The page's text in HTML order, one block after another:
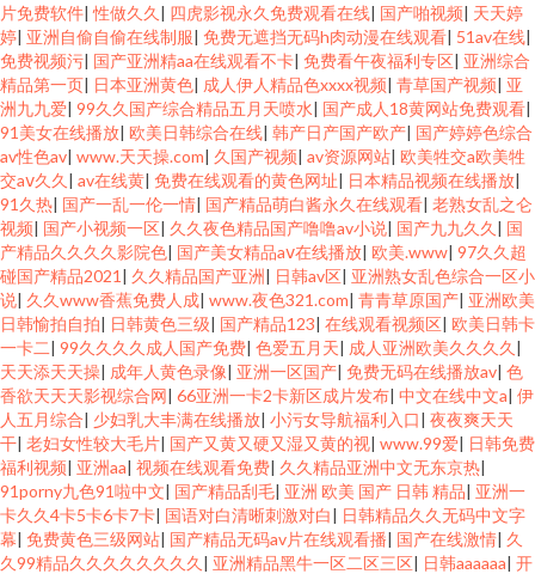
片免费软件|性做久久 | 四虎影视永久免费观看在线| 国产啪视频| 天天婷
婷| 亚洲自偷自偷在线制服| 免费无遮挡无码h肉动漫在线观看| 51av在线|
免费视频污| 国产亚洲精aa在线观看不卡| 免费看午夜福利专区| 亚洲综合
精品第一页| 日本亚洲黄色| 成人伊人精品色xxxx视频| 青草国产视频| 亚
洲九九爱| 99久久国产综合精品五月天喷水| 国产成人18黄网站免费观看|
91美女在线播放| 欧美日韩综合在线| 韩产日产国产欧产| 国产婷婷色综合
av性色av| www.天天操.com| 久国产视频| av资源网站| 欧美牲交a欧美牲
交aⅴ久久 | av在线黄| 免费在线观看的黄色网址| 日本精品视频在线播放|
91久热| 国产一乱一伦一情| 国产精品萌白酱永久在线观看| 老熟女乱之仑
视频| 国产小视频一区| 久久夜色精品国产噜噜av小说| 国产九九久久 | 国
产精品久久久久影院色| 国产美女精品aⅴ在线播放| 欧美.www| 97久久超
碰国产精品2021 | 久久精品国产亚洲| 日韩av区| 亚洲熟女乱色综合一区小
说| 久久www香蕉免费人成| www.夜色321.com| 青青草原国产| 亚洲欧美
日韩愉拍自拍| 日韩黄色三级| 国产精品123| 在线观看视频区| 欧美日韩卡
一卡二| 99久久久久成人国产免费| 色爱五月天| 成人亚洲欧美久久久久 |
天天添天天操| 成年人黄色录像| 亚洲一区国产| 免费无码在线播放av| 色
香欲天天天影视综合网| 66亚洲一卡2卡新区成片发布| 中文在线中文a| 伊
人五月综合| 少妇乳大丰满在线播放| 小污女导航福利入口| 夜夜爽天天
干| 老妇女性较大毛片| 国产又黄又硬又湿又黄的视| www.99爱| 日韩免费
福利视频| 亚洲aa| 视频在线观看免费| 久久精品亚洲中文无东京热|
91porny九色91啦中文| 国产精品刮毛| 亚洲 欧美 国产 日韩 精品| 亚洲一
卡久久4卡5卡6卡7卡| 国语对白清晰刺激对白| 日韩精品久久无码中文字
幕| 免费黄色三级网站| 国产精品无码av片在线观看播| 国产在线激情| 久
久99精品久久久久久久久久 | 亚洲精品黑牛一区二区三区| 日韩aaaaaa| 开